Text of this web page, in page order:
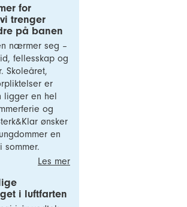
for
trenger
på banen
nærmer seg –
fellesskap og
Skoleåret,
er
ligger en hel
og
ønsker
en
sommer.
Les mer
i luftfarten